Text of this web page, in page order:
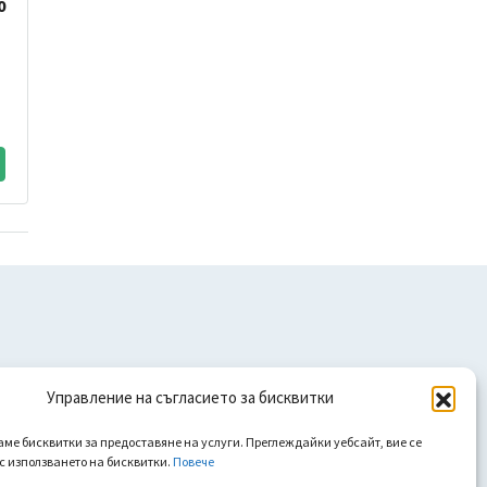
Управление на съгласието за бисквитки
бисквитки за предоставяне на услуги. Преглеждайки уебсайт, вие се
използването на бисквитки. Повече